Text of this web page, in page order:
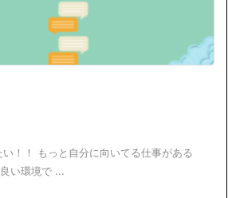
！！ もっと自分に向いてる仕事がある
い環境で ...